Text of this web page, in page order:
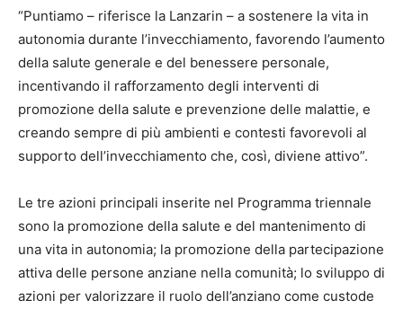
“Puntiamo – riferisce la Lanzarin – a sostenere la vita in
autonomia durante l’invecchiamento, favorendo l’aumento
della salute generale e del benessere personale,
incentivando il rafforzamento degli interventi di
promozione della salute e prevenzione delle malattie, e
creando sempre di più ambienti e contesti favorevoli al
supporto dell’invecchiamento che, così, diviene attivo”.
Le tre azioni principali inserite nel Programma triennale
sono la promozione della salute e del mantenimento di
una vita in autonomia; la promozione della partecipazione
attiva delle persone anziane nella comunità; lo sviluppo di
azioni per valorizzare il ruolo dell’anziano come custode